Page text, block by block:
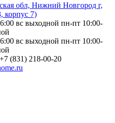
обл, Нижний Новгород г,
корпус 7)
пн-пт 10:00-
пн-пт 10:00-
+7 (831) 218-00-20